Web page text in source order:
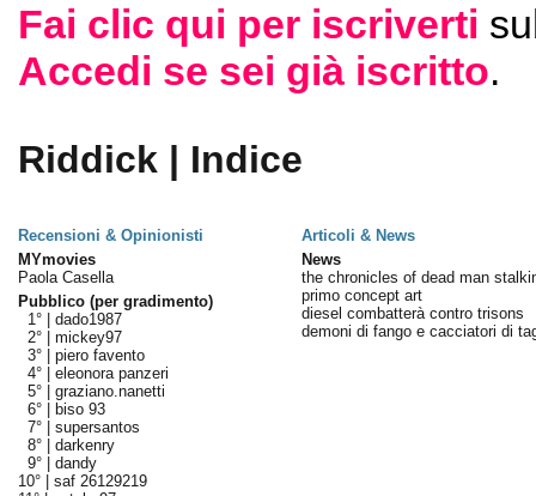
Fai clic qui per iscriverti
Accedi se sei già iscritto.
Riddick | Indice
Recensioni & Opinionisti
Articoli & News
MYmovies
Paola Casella
Pubblico (per gradimento)
1° | dado1987
2° | mickey97
3° | piero favento
4° | eleonora panzeri
5° | graziano.nanetti
6° |
biso 93
7° | supersantos
8° | darkenry
9° | dandy
10° | saf 26129219
News
the chronicles of dead man
primo concept art
diesel combatterà contro trisons
demoni di fango e cacciatori di